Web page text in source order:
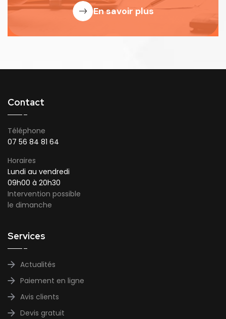
En savoir plus
Contact
Téléphone
07 56 84 81 64
Horaires
Lundi au vendredi
09h00 à 20h30
Intervention possible
le dimanche
Services
Actualités
Paiement en ligne
Avis clients
Devis gratuit